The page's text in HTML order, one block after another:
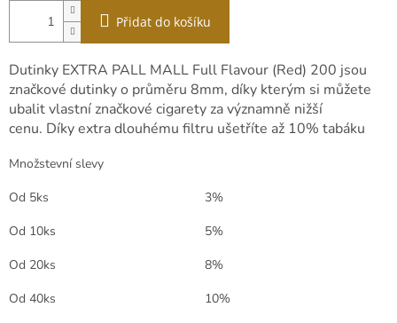
Přidat do košíku
Dutinky EXTRA PALL MALL Full Flavour (Red) 200 jsou
značkové dutinky o průměru 8mm, díky kterým si můžete
ubalit vlastní značkové cigarety za významně nižší
cenu. Díky extra dlouhému filtru ušetříte až 10% tabáku
Množstevní slevy
Od 5ks
3%
Od 10ks
5%
Od 20ks
8%
Od 40ks
10%